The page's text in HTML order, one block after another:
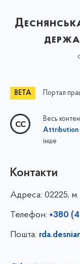
Портал
Весь
Attribution
інше
Контакти
Адреса: 02225,
Телефон: +380
Пошта: